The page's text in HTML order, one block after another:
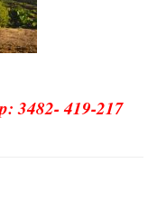
3482- 419-217